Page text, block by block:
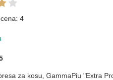
4
za kosu, GammaPiu "Extra